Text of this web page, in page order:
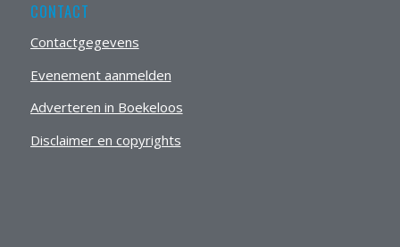
CONTACT
Contactgegevens
Evenement aanmelden
Adverteren in Boekeloos
Disclaimer en copyrights